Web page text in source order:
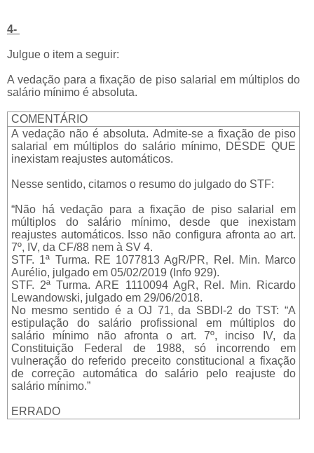
4-
Julgue o item a seguir:
A vedação para a fixação de piso salarial em múltiplos do
salário mínimo é absoluta.
COMENTÁRIO
A vedação não é absoluta. Admite-se a fixação de piso
salarial em múltiplos do salário mínimo, DESDE QUE
inexistam reajustes automáticos.
Nesse sentido, citamos o resumo do julgado do STF:
“Não há vedação para a fixação de piso salarial em
múltiplos do salário mínimo, desde que inexistam
reajustes automáticos. Isso não configura afronta ao art.
7º, IV, da CF/88 nem à SV 4.
STF. 1ª Turma. RE 1077813 AgR/PR, Rel. Min. Marco
Aurélio, julgado em 05/02/2019 (Info 929).
STF. 2ª Turma. ARE 1110094 AgR, Rel. Min. Ricardo
Lewandowski, julgado em 29/06/2018.
No mesmo sentido é a OJ 71, da SBDI-2 do TST: “A
estipulação do salário profissional em múltiplos do
salário mínimo não afronta o art. 7º, inciso IV, da
Constituição Federal de 1988, só incorrendo em
vulneração do referido preceito constitucional a fixação
de correção automática do salário pelo reajuste do
salário mínimo.”
ERRADO